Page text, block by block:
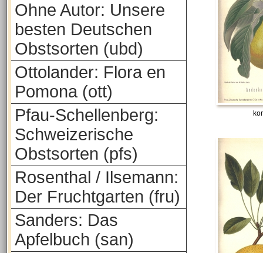
Ohne Autor: Unsere
besten Deutschen
Obstsorten (ubd)
Ottolander: Flora en
Pomona (ott)
Pfau-Schellenberg:
Schweizerische
Obstsorten (pfs)
Rosenthal / Ilsemann:
Der Fruchtgarten (fru)
Sanders: Das
Apfelbuch (san)